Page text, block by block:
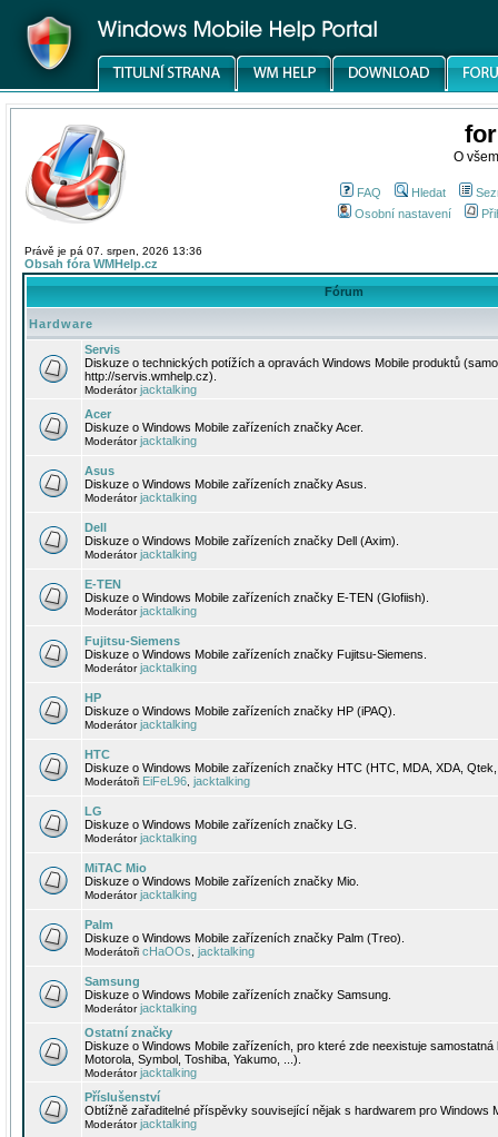
O
FAQ Hledat
Osobní nastavení
Právě je pá 07. srpen, 2026 13:36
Obsah fóra WMHelp.cz
Fórum
Hardware
Servis
Diskuze o technických potížích a opravách Windows Mobile produktů
http://servis.wmhelp.cz).
Moderátorjacktalking
Acer
Diskuze o Windows Mobile zařízeních značky Acer.
Moderátorjacktalking
Asus
Diskuze o Windows Mobile zařízeních značky Asus.
Moderátorjacktalking
Dell
Diskuze o Windows Mobile zařízeních značky Dell (Axim).
Moderátorjacktalking
E-TEN
Diskuze o Windows Mobile zařízeních značky E-TEN (Glofiish).
Moderátorjacktalking
Fujitsu-Siemens
Diskuze o Windows Mobile zařízeních značky Fujitsu-Siemens.
Moderátorjacktalking
HP
Diskuze o Windows Mobile zařízeních značky HP (iPAQ).
Moderátorjacktalking
HTC
Diskuze o Windows Mobile zařízeních značky HTC (HTC, MDA, XDA,
Moderátoři EiFeL96 jacktalking
LG
Diskuze o Windows Mobile zařízeních značky LG.
Moderátorjacktalking
MiTAC Mio
Diskuze o Windows Mobile zařízeních značky Mio.
Moderátorjacktalking
Palm
Diskuze o Windows Mobile zařízeních značky Palm (Treo).
Moderátoři cHaOOs jacktalking
Samsung
Diskuze o Windows Mobile zařízeních značky Samsung.
Moderátorjacktalking
Ostatní značky
Diskuze o Windows Mobile zařízeních, pro které zde neexistuje
Motorola, Symbol, Toshiba, Yakumo, ...).
Moderátorjacktalking
Příslušenství
Obtížně zařaditelné příspěvky související nějak s hardwarem pro Windows
Moderátorjacktalking